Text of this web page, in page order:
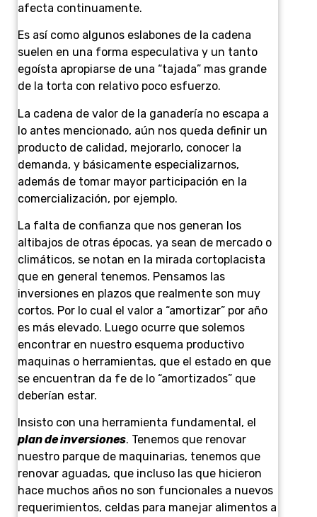
afecta continuamente.
Es así como algunos eslabones de la cadena
suelen en una forma especulativa y un tanto
egoísta apropiarse de una “tajada” mas grande
de la torta con relativo poco esfuerzo.
La cadena de valor de la ganadería no escapa a
lo antes mencionado, aún nos queda definir un
producto de calidad, mejorarlo, conocer la
demanda, y básicamente especializarnos,
además de tomar mayor participación en la
comercialización, por ejemplo.
La falta de confianza que nos generan los
altibajos de otras épocas, ya sean de mercado o
climáticos, se notan en la mirada cortoplacista
que en general tenemos. Pensamos las
inversiones en plazos que realmente son muy
cortos. Por lo cual el valor a “amortizar” por año
es más elevado. Luego ocurre que solemos
encontrar en nuestro esquema productivo
maquinas o herramientas, que el estado en que
se encuentran da fe de lo “amortizados” que
deberían estar.
Insisto con una herramienta fundamental, el
plan de inversiones. Tenemos que renovar
nuestro parque de maquinarias, tenemos que
renovar aguadas, que incluso las que hicieron
hace muchos años no son funcionales a nuevos
requerimientos, celdas para manejar alimentos a